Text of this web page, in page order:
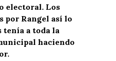
electoral. Los
por Rangel así lo
tenía a toda la
haciendo